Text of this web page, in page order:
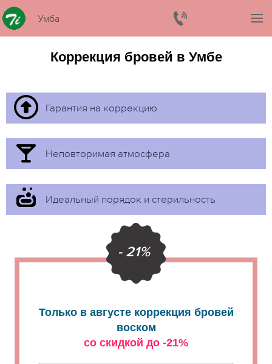
Умба
Коррекция бровей в Умбе
Гарантия на коррекцию
Неповторимая атмосфера
Идеальный порядок и стерильность
- 21%
Только в августе коррекция бровей
воском
со скидкой до -21%